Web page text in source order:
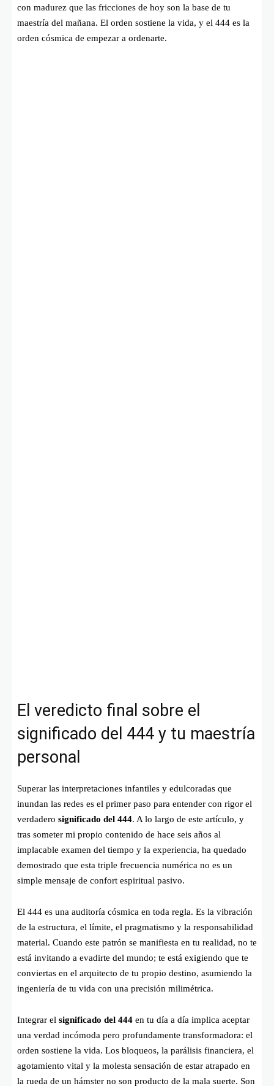
con madurez que las fricciones de hoy son la base de tu
maestría del mañana. El orden sostiene la vida, y el 444 es la
orden cósmica de empezar a ordenarte.
El veredicto final sobre el
significado del 444 y tu maestría
personal
Superar las interpretaciones infantiles y edulcoradas que
inundan las redes es el primer paso para entender con rigor el
verdadero significado del 444. A lo largo de este artículo, y
tras someter mi propio contenido de hace seis años al
implacable examen del tiempo y la experiencia, ha quedado
demostrado que esta triple frecuencia numérica no es un
simple mensaje de confort espiritual pasivo.
El 444 es una auditoría cósmica en toda regla. Es la vibración
de la estructura, el límite, el pragmatismo y la responsabilidad
material. Cuando este patrón se manifiesta en tu realidad, no te
está invitando a evadirte del mundo; te está exigiendo que te
conviertas en el arquitecto de tu propio destino, asumiendo la
ingeniería de tu vida con una precisión milimétrica.
Integrar el significado del 444 en tu día a día implica aceptar
una verdad incómoda pero profundamente transformadora: el
orden sostiene la vida. Los bloqueos, la parálisis financiera, el
agotamiento vital y la molesta sensación de estar atrapado en
la rueda de un hámster no son producto de la mala suerte. Son